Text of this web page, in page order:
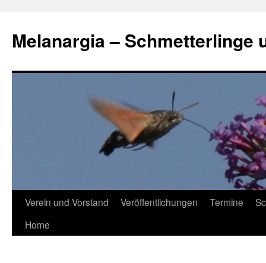
springen
Melanargia – Schmetterlinge
Verein und Vorstand Veröffentlichungen Termine
Home